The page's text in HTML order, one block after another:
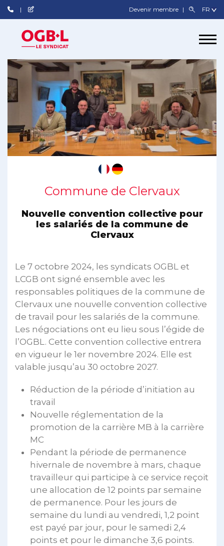
Devenir membre
Commune de Clervaux
Nouvelle convention collective pour
les salariés de la commune de
Clervaux
Le 7 octobre 2024, les syndicats OGBL et
LCGB ont signé ensemble avec les
responsables politiques de la commune de
Clervaux une nouvelle convention collective
de travail pour les salariés de la commune.
Les négociations ont eu lieu sous l’égide de
l’OGBL. Cette convention collective entrera
en vigueur le 1er novembre 2024. Elle est
valable jusqu’au 30 octobre 2027.
Réduction de la période d’initiation au
travail
Nouvelle réglementation de la
promotion de la carrière MB à la carrière
MC
Pendant la période de permanence
hivernale de novembre à mars, chaque
travailleur qui participe à ce service reçoit
une allocation de 12 points par semaine
de permanence. Pour les jours de
semaine du lundi au vendredi, 1,2 point
est payé par jour, pour le samedi 2,4
points et pour le dimanche 3,6 points.